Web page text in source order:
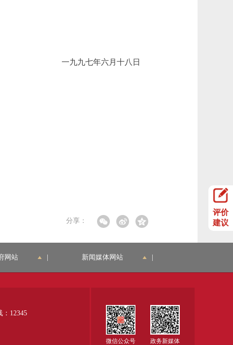
一九九七年六月十八日
分享：
评价
建议
网站 新闻媒体网站
：12345
微信公众号 政务新媒体